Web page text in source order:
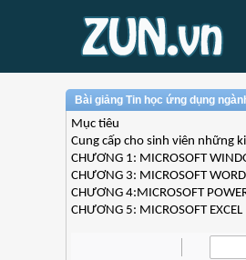
Bài giảng Tin học ứng dụng
Mục tiêu
Cung cấp cho sinh viên những
CHƯƠNG 1: MICROSOFT
CHƯƠNG 3: MICROSOFT WORD
CHƯƠNG 4:MICROSOFT
CHƯƠNG 5: MICROSOFT EXCEL